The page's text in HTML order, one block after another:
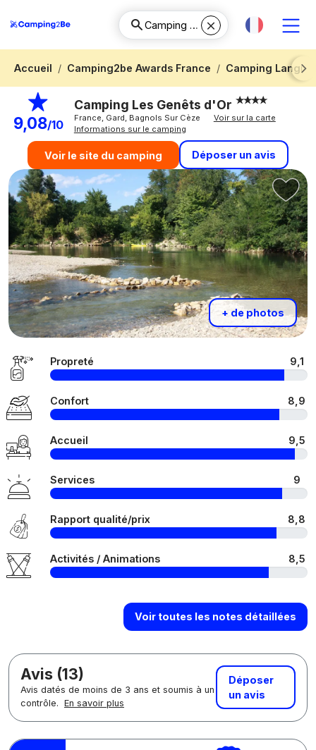
Accueil Camping2be Awards France
Camping
Next
9,08/10
Camping Les Genêts d'Or
France, Gard, Bagnols Sur Cèze
Voir sur la carte
Informations sur le camping
Voir le site du camping Déposer un avis
+ de photos
Propreté 9,1
Confort 8,9
Accueil 9,5
Services 9
Rapport qualité/prix 8,8
Activités / Animations 8,5
Voir toutes les notes détaillées
Avis (13)
Avis datés de moins de 3 ans et soumis à un
contrôle. En savoir plus
Déposer
un avis